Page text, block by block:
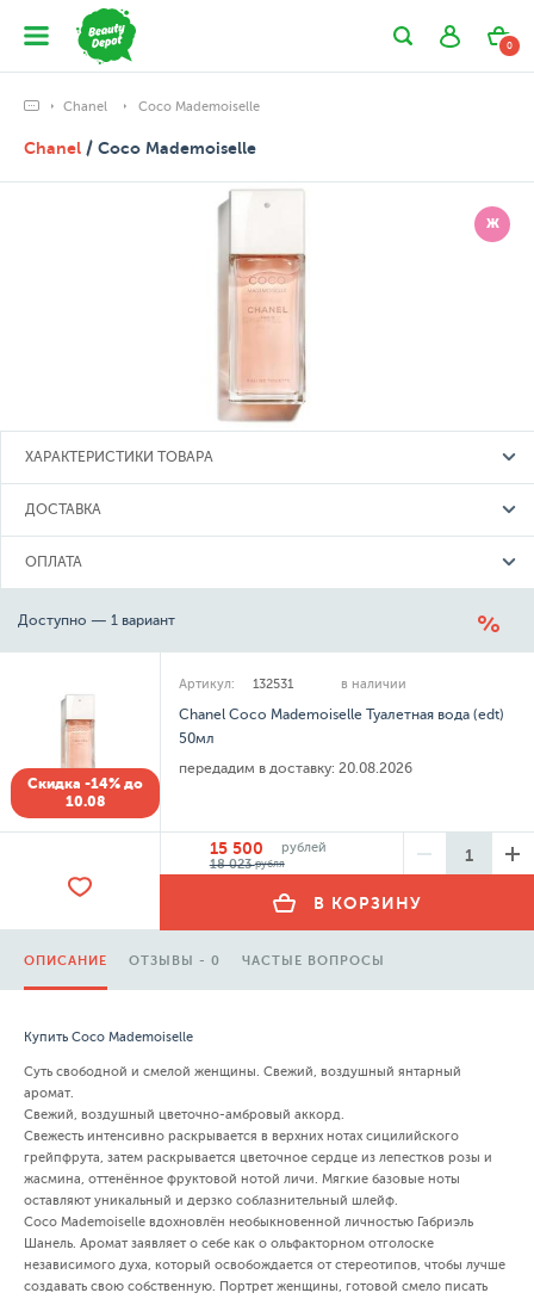
0
Chanel Coco Mademoiselle
Chanel / Coco Mademoiselle
Ж
ХАРАКТЕРИСТИКИ ТОВАРА
ДОСТАВКА
ОПЛАТА
Доступно — 1 вариант
Скидка -14% до
10.08
Артикул: 132531 в наличии
Chanel Coco Mademoiselle Туалетная вода (edt)
50мл
передадим в доставку: 20.08.2026
15 500
рублей
18 023рубля
В КОРЗИНУ
ОПИСАНИЕ ОТЗЫВЫ - 0 ЧАСТЫЕ ВОПРОСЫ
Купить Coco Mademoiselle
Суть свободной и смелой женщины. Свежий, воздушный янтарный
аромат.
Свежий, воздушный цветочно-амбровый аккорд.
Свежесть интенсивно раскрывается в верхних нотах сицилийского
грейпфрута, затем раскрывается цветочное сердце из лепестков розы и
жасмина, оттенённое фруктовой нотой личи. Мягкие базовые ноты
оставляют уникальный и дерзко соблазнительный шлейф.
Coco Mademoiselle вдохновлён необыкновенной личностью Габриэль
Шанель. Аромат заявляет о себе как о ольфакторном отголоске
независимого духа, который освобождается от стереотипов, чтобы лучше
создавать свою собственную. Портрет женщины, готовой смело писать